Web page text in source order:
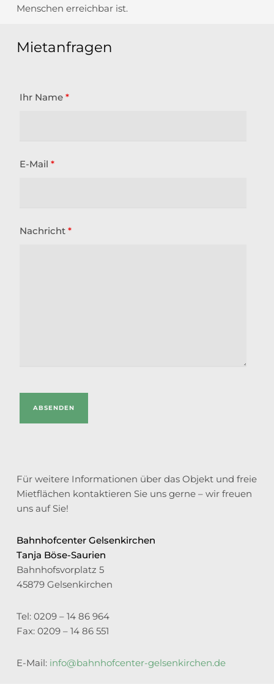
Menschen erreichbar ist.
Mietanfragen
Ihr Name *
E-Mail *
Nachricht *
Für weitere Informationen über das Objekt und freie
Mietflächen kontaktieren Sie uns gerne – wir freuen
uns auf Sie!
Bahnhofcenter Gelsenkirchen
Tanja Böse-Saurien
Bahnhofsvorplatz 5
45879 Gelsenkirchen
Tel: 0209 – 14 86 964
Fax: 0209 – 14 86 551
E-Mail: info@bahnhofcenter-gelsenkirchen.de